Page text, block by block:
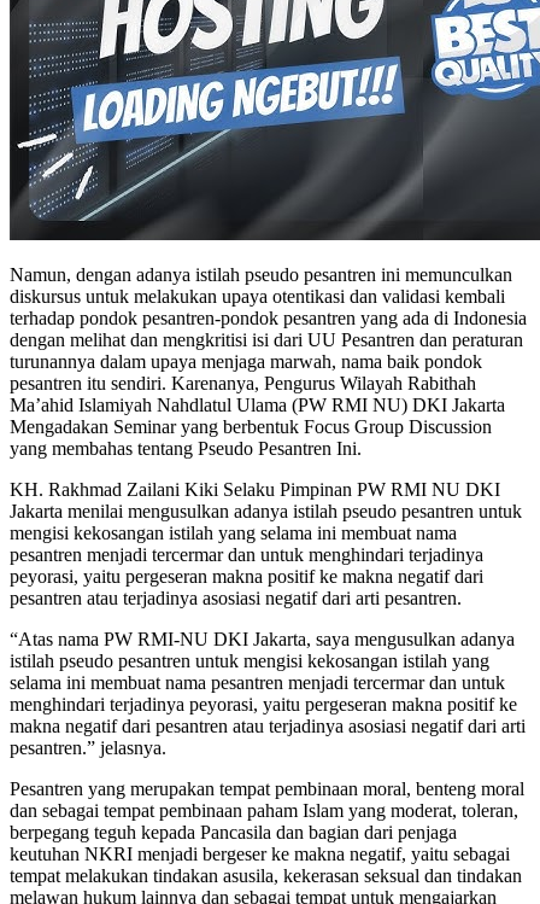
Namun, dengan adanya istilah pseudo pesantren ini memunculkan
diskursus untuk melakukan upaya otentikasi dan validasi kembali
terhadap pondok pesantren-pondok pesantren yang ada di Indonesia
dengan melihat dan mengkritisi isi dari UU Pesantren dan peraturan
turunannya dalam upaya menjaga marwah, nama baik pondok
pesantren itu sendiri. Karenanya, Pengurus Wilayah Rabithah
Ma’ahid Islamiyah Nahdlatul Ulama (PW RMI NU) DKI Jakarta
Mengadakan Seminar yang berbentuk Focus Group Discussion
yang membahas tentang Pseudo Pesantren Ini.
KH. Rakhmad Zailani Kiki Selaku Pimpinan PW RMI NU DKI
Jakarta menilai mengusulkan adanya istilah pseudo pesantren untuk
mengisi kekosangan istilah yang selama ini membuat nama
pesantren menjadi tercermar dan untuk menghindari terjadinya
peyorasi, yaitu pergeseran makna positif ke makna negatif dari
pesantren atau terjadinya asosiasi negatif dari arti pesantren.
“Atas nama PW RMI-NU DKI Jakarta, saya mengusulkan adanya
istilah pseudo pesantren untuk mengisi kekosangan istilah yang
selama ini membuat nama pesantren menjadi tercermar dan untuk
menghindari terjadinya peyorasi, yaitu pergeseran makna positif ke
makna negatif dari pesantren atau terjadinya asosiasi negatif dari arti
pesantren.” jelasnya.
Pesantren yang merupakan tempat pembinaan moral, benteng moral
dan sebagai tempat pembinaan paham Islam yang moderat, toleran,
berpegang teguh kepada Pancasila dan bagian dari penjaga
keutuhan NKRI menjadi bergeser ke makna negatif, yaitu sebagai
tempat melakukan tindakan asusila, kekerasan seksual dan tindakan
melawan hukum lainnya dan sebagai tempat untuk mengajarkan